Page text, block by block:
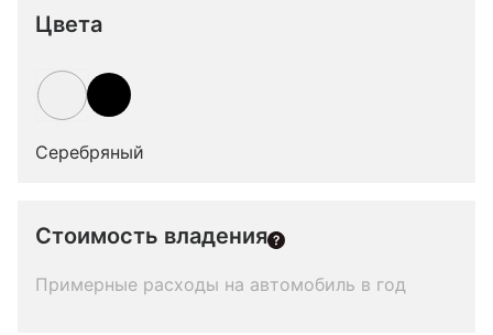
Цвета
Серебряный
Стоимость владения
Примерные расходы на автомобиль в год